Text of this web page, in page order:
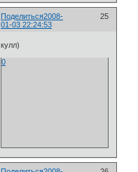
Поделиться 25
2008-
01-03 22:24:53
кулл)
0